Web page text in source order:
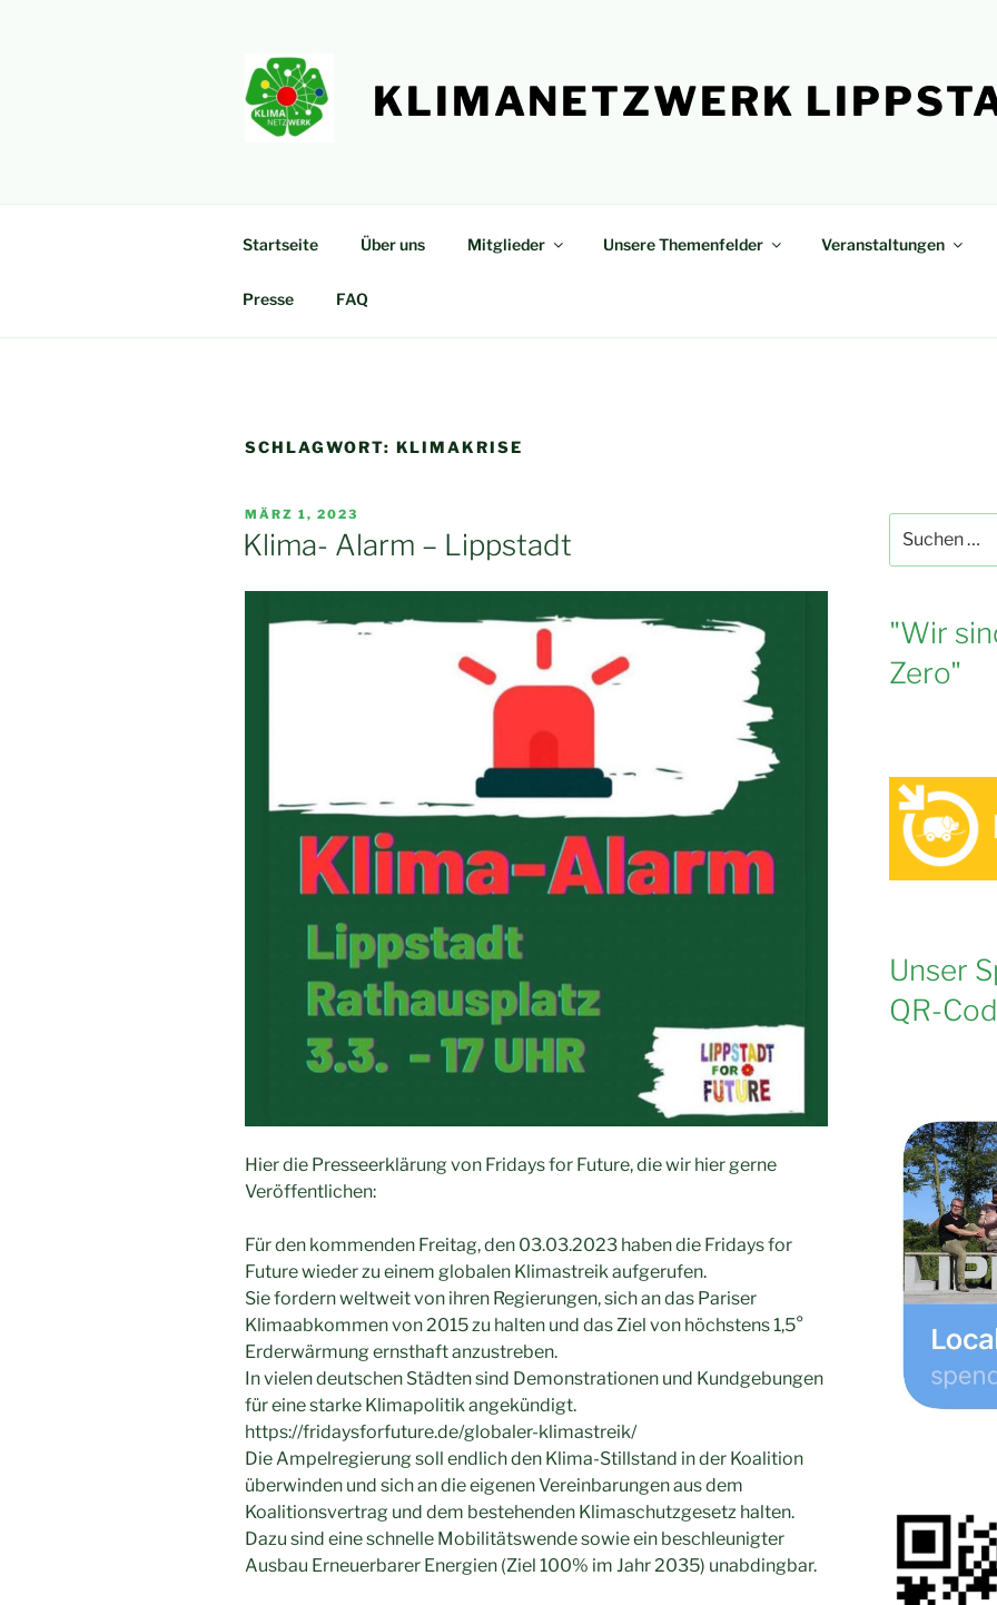
KLIMANETZWERK
Startseite Über uns Mitglieder Unsere Themenfelder Veranstaltungen
Presse FAQ
SCHLAGWORT: KLIMAKRISE
VERÖFFENTLICHT
AM
MÄRZ 1, 2023
Klima- Alarm – Lippstadt
Hier die Presseerklärung von Fridays for Future, die wir hier gerne
Veröffentlichen:
Für den kommenden Freitag, den 03.03.2023 haben die Fridays for
Future wieder zu einem globalen Klimastreik aufgerufen.
Sie fordern weltweit von ihren Regierungen, sich an das Pariser
Klimaabkommen von 2015 zu halten und das Ziel von höchstens 1,5°
Erderwärmung ernsthaft anzustreben.
In vielen deutschen Städten sind Demonstrationen und Kundgebungen
für eine starke Klimapolitik angekündigt.
https://fridaysforfuture.de/globaler-klimastreik/
Die Ampelregierung soll endlich den Klima-Stillstand in der Koalition
überwinden und sich an die eigenen Vereinbarungen aus dem
Koalitionsvertrag und dem bestehenden Klimaschutzgesetz halten.
Dazu sind eine schnelle Mobilitätswende sowie ein beschleunigter
Ausbau Erneuerbarer Energien (Ziel 100% im Jahr 2035) unabdingbar.
nach:
"Wir
Zero"
Unser
QR-